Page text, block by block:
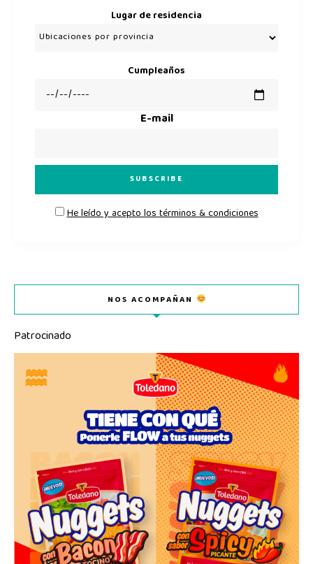
Lugar de residencia
Cumpleaños
E-mail
He leído y acepto los términos & condiciones
NOS ACOMPAÑAN
Patrocinado